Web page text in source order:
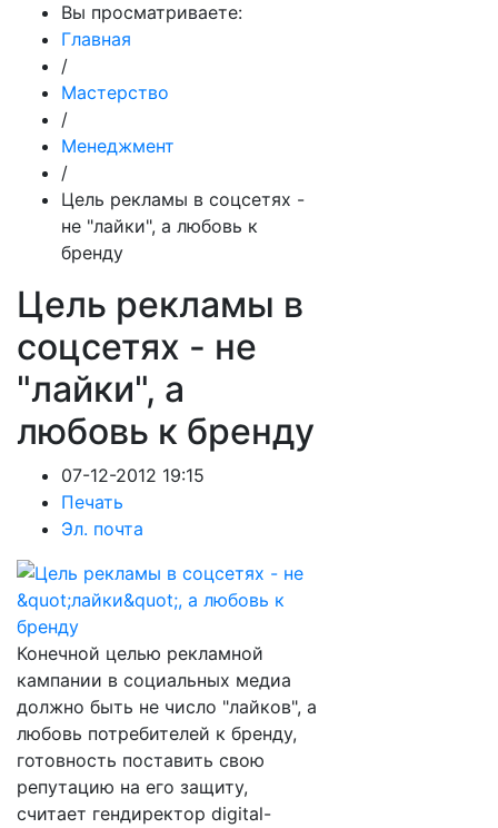
Вы просматриваете:
Главная
/
Мастерство
/
Менеджмент
/
Цель рекламы в соцсетях -
не "лайки", а любовь к
бренду
Цель рекламы в
соцсетях - не
"лайки", а
любовь к бренду
07-12-2012 19:15
Печать
Эл. почта
Конечной целью рекламной
кампании в социальных медиа
должно быть не число "лайков", а
любовь потребителей к бренду,
готовность поставить свою
репутацию на его защиту,
считает гендиректор digital-